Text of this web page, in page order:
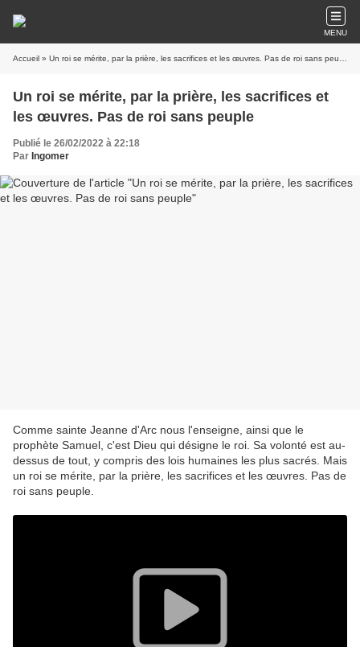
MENU
Accueil » Un roi se mérite, par la prière, les sacrifices et les œuvres. Pas de roi sans peuple
Un roi se mérite, par la prière, les sacrifices et
les œuvres. Pas de roi sans peuple
Publié le 26/02/2022 à 22:18
Par Ingomer
Comme sainte Jeanne d'Arc nous l'enseigne, ainsi que le
prophète Samuel, c'est Dieu qui désigne le roi. Sa volonté est au-
dessus de tout, y compris des lois humaines les plus sacrés. Mais
un roi se mérite, par la prière, les sacrifices et les œuvres. Pas de
roi sans peuple.